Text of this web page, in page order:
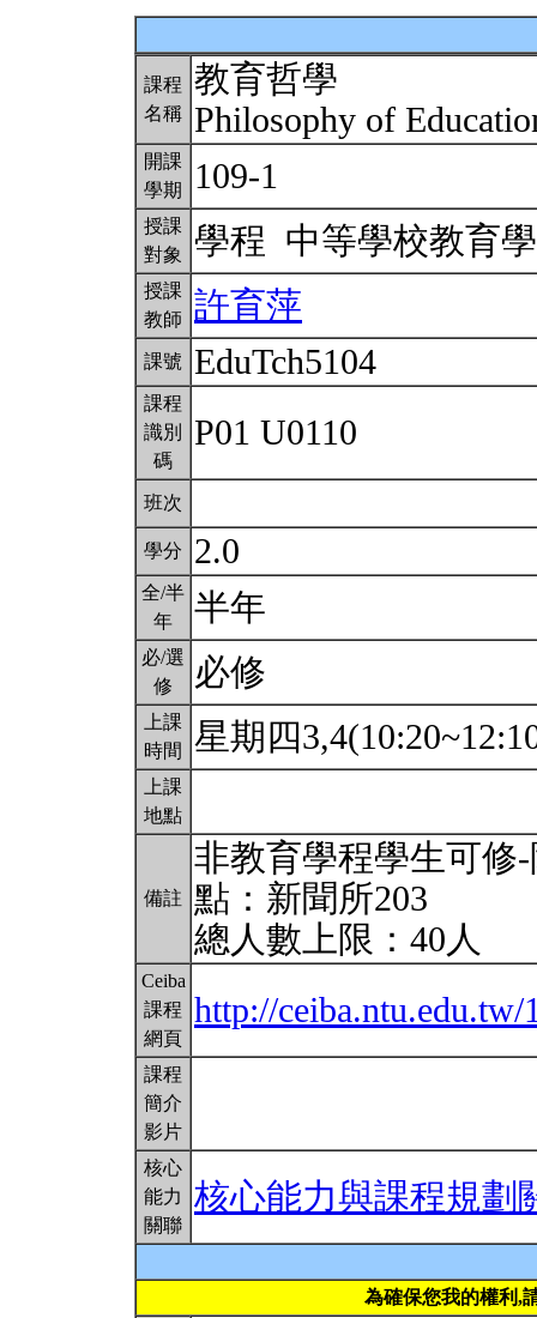
課程
名稱
教育哲學
Philosophy of
開課
學期
109-1
授課
對象
學程 中等學校教育
授課
教師
許育萍
課號 EduTch5104
課程
識別
碼
P01 U0110
班次
學分 2.0
全/半
年
半年
必/選
修
必修
上課
時間
星期四
上課
地點
備註
非教育學程學生可修
點：新聞所203
總人數上限：40人
Ceiba
課程
網頁
http://ceiba.ntu.edu.tw/
課程
簡介
影片
核心
能力
關聯
核心能力與課程規劃
為確保您我的權利,